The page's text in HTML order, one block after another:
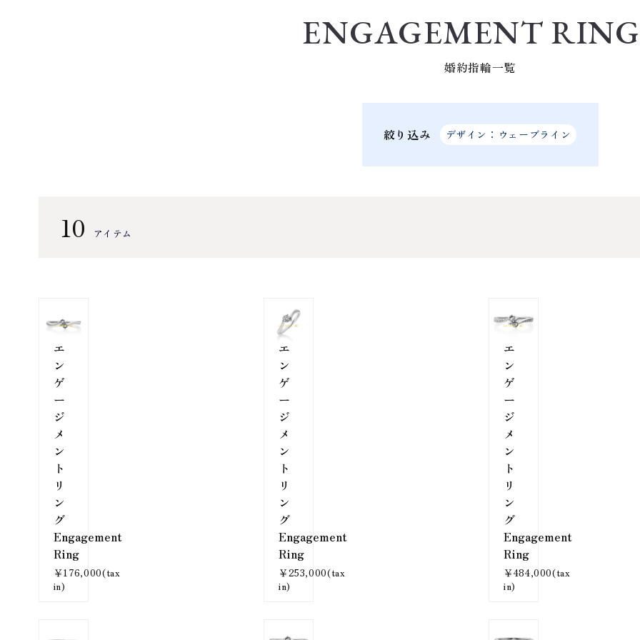
ENGAGEMENT
婚約指輪一覧
絞り込み デザイン：ウェーブライン
10 アイテム
エ
ン
ゲ
ー
ジ
メ
ン
ト
リ
ン
グ
Engagement
Ring
￥176,000(tax
in)
エ
ン
ゲ
ー
ジ
メ
ン
ト
リ
ン
グ
Engagement
Ring
￥253,000(tax
in)
エ
ン
ゲ
ー
ジ
メ
ン
ト
リ
ン
グ
Engagement
Ring
￥484,000(tax
in)